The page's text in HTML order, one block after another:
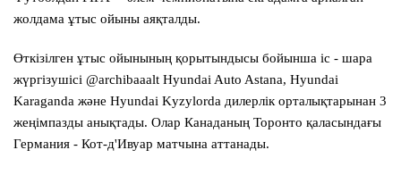
жолдама ұтыс ойыны аяқталды.
Өткізілген ұтыс ойынының қорытындысы бойынша іс - шара
жүргізушісі @archibaaalt Hyundai Auto Astana, Hyundai
Karaganda және Hyundai Kyzylorda дилерлік орталықтарынан 3
жеңімпазды анықтады. Олар Канаданың Торонто қаласындағы
Германия - Кот-д'Ивуар матчына аттанады.